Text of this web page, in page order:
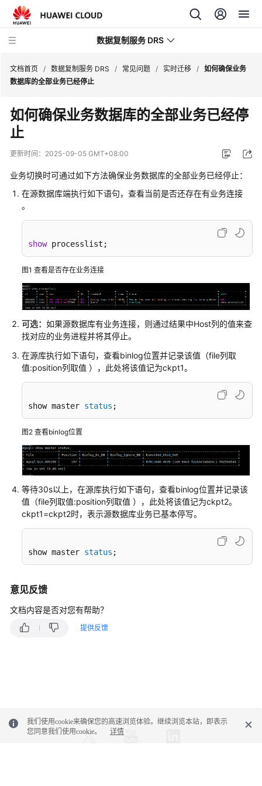
数据复制服务 DRS
最
新
动
产
介
绍
费
明
快
入
门
用
户
南
最
佳
实
践
安
全
书
参
SDK
题
文档首页 / 数据复制服务 DRS / 常见问题 / 实时迁移 / 如何确保业务
数据库的全部业务已经停止
如何确保业务数据库的全部业务已经停
止
更新时间： 2025-09-05 GMT+08:00
业务切换时可通过如下方法确保业务数据库的全部业务已经停止：
在源数据库端执行如下语句，查看当前是否还存在有业务连接
。
show processlist;
图1 查看是否存在业务连接
可选： 如果源数据库有业务连接，则通过结果中Host列的值来查
找对应的业务进程并将其停止。
在源库执行如下语句，查看binlog位置并记录该值（file列取
值:position列取值 ），此处将该值记为ckpt1。
show master status ;
图2 查看binlog位置
等待30s以上，在源库执行如下语句，查看binlog位置并记录该
值（file列取值:position列取值 ），此处将该值记为ckpt2。
ckpt1=ckpt2时，表示源数据库业务已基本停写。
show master status ;
意见反馈
文档内容是否对您有帮助？
提供反馈
我们使用cookie来确保您的高速浏览体验。继续浏览本站，即表示
您同意我们使用cookie。
详情